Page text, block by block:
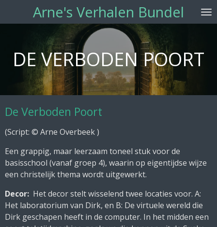
hoofdinhoud
Arne's Verhalen Bundel
DE VERBODEN POORT
De Verboden Poort
(Script: © Arne Overbeek)
Een grappig, maar leerzaam toneel stuk voor de
basisschool (vanaf groep 4), waarin op eigentijdse wijze
een christelijk thema wordt uitgewerkt.
Decor: Het decor stelt wisselend twee locaties voor. A:
Het laboratorium van Dirk, en B: De virtuele wereld die
Dirk geschapen heeft in de computer. In het midden een